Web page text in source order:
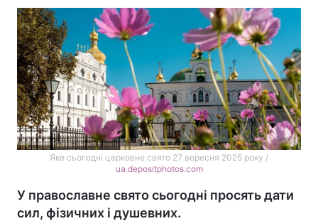
Яке сьогодні церковне свято 27 вересня 2025 року /
ua.depositphotos.com
У православне свято сьогодні просять дати
сил, фізичних і душевних.